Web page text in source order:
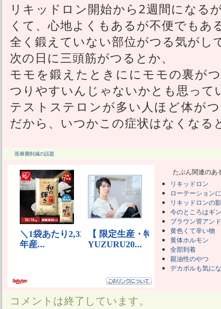
リキッドロン開始から2週間になる
くて、心地よくもあるが不便でもあ
全く鍛えていない部位がつる気がし
次の日に三頭筋がつるとか、
モモを鍛えたときににモモの裏が
つりやすいんじゃないかとも思って
テストステロンが多い人ほど体が
だから、いつかこの症状はなくなる
医療費削減の話題
たぶん関連のあ
リキッドロン
ローテーション
リキッドロンの
今のところはギ
ブラウン管アン
黄色くて辛い物
黄体ホルモン
全部到着
親油性のやつ
デカボルも気に
コメントは終了しています。